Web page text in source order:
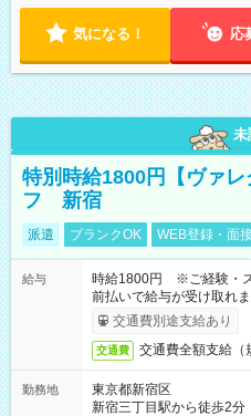
気になる！ 応
未
特別時給1800円【ヴァ
フ 新宿
派遣 ブランクOK WEB登録・面
給与
時給1800円 ※ご経験・ス
前払いで給与が受け取れ
交通費別途支給あり
交通費 交通費全額支給（
勤務地
東京都新宿区
新宿三丁目駅から徒歩2分